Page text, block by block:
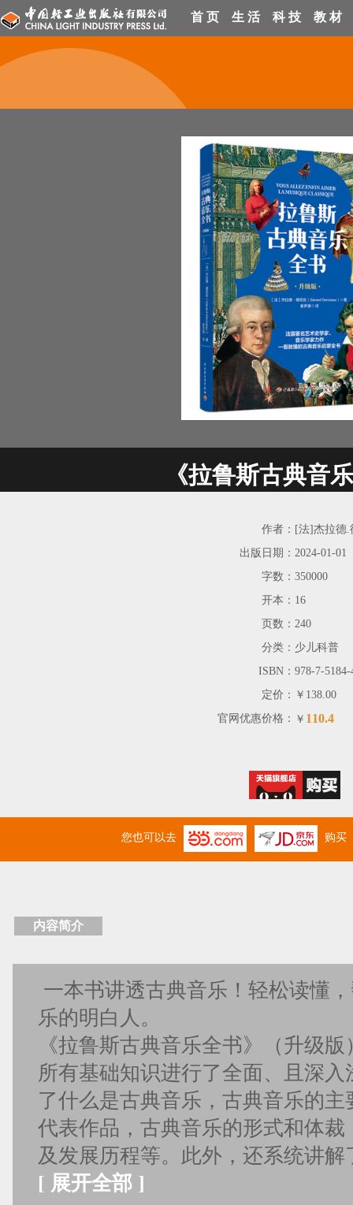
首 页 生 活 科 技 教 材
《拉鲁斯古典音
作者： [法]杰拉德.
出版日期： 2024-01-01
字数： 350000
开本： 16
页数： 240
分类： 少儿科普
ISBN： 978-7-5184-
定价： ￥138.00
官网优惠价格： ￥ 110.4
您也可以去 购买
内容简介
一本书讲透古典音乐！轻松读懂
乐的明白人。
《拉鲁斯古典音乐全书》（升级
所有基础知识进行了全面、且深
了什么是古典音乐，古典音乐的
代表作品，古典音乐的形式和体
及发展历程等。此外，还系统讲
[ 展开全部 ]